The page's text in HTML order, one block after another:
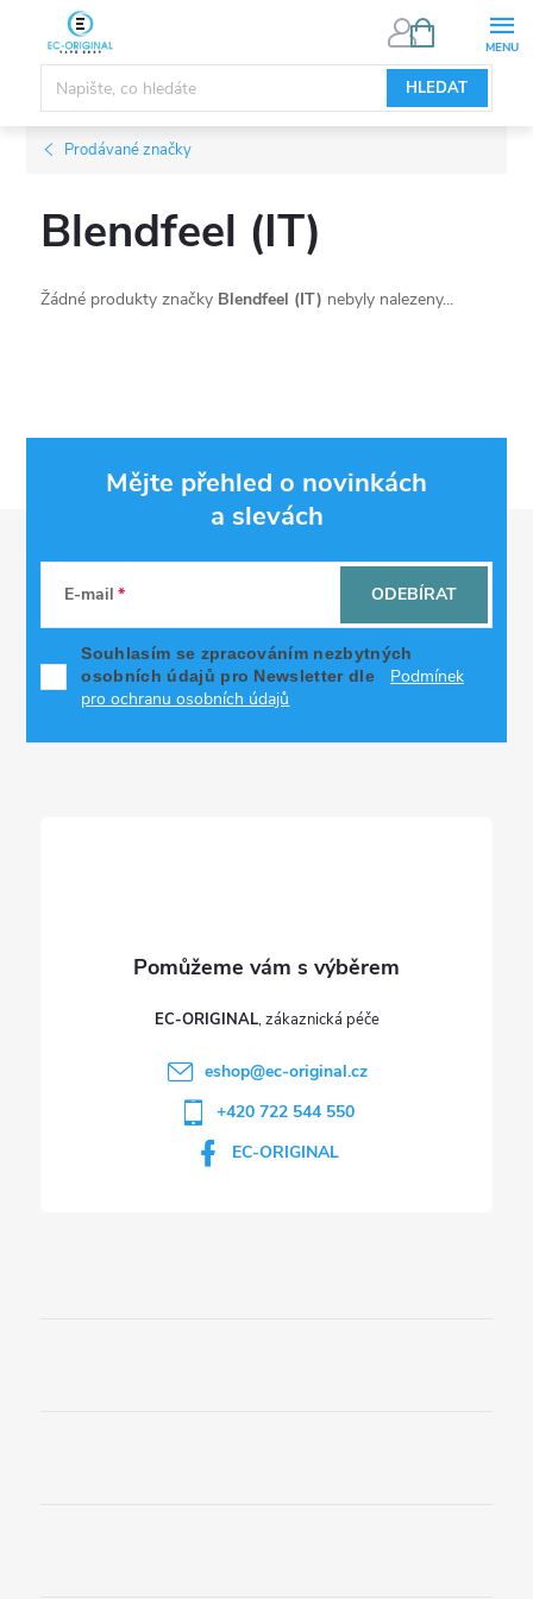
obsah
HLEDAT
NÁKUPNÍ
Prodávané značky
Blendfeel (IT)
Žádné produkty značky Blendfeel (IT) nebyly nalezeny...
Mějte přehled o novinkách
a slevách
E-mail
Souhlasím se zpracováním nezbytných
osobních údajů pro Newsletter dle
Podmínek
pro ochranu osobních údajů
ODEBÍRAT
EC-ORIGINAL
eshop@ec-original.cz
+420 722 544 550
EC-ORIGINAL